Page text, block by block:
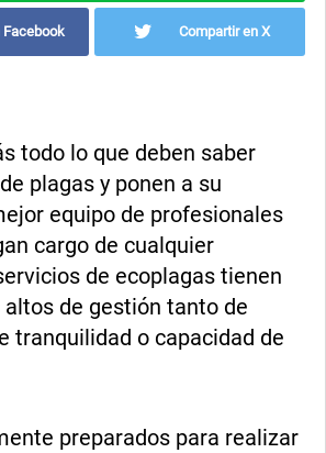
Facebook Compartir en X
todo lo que deben saber
plagas y ponen a su
equipo de profesionales
cargo de cualquier
de ecoplagas tienen
de gestión tanto de
tranquilidad o capacidad de
preparados para realizar